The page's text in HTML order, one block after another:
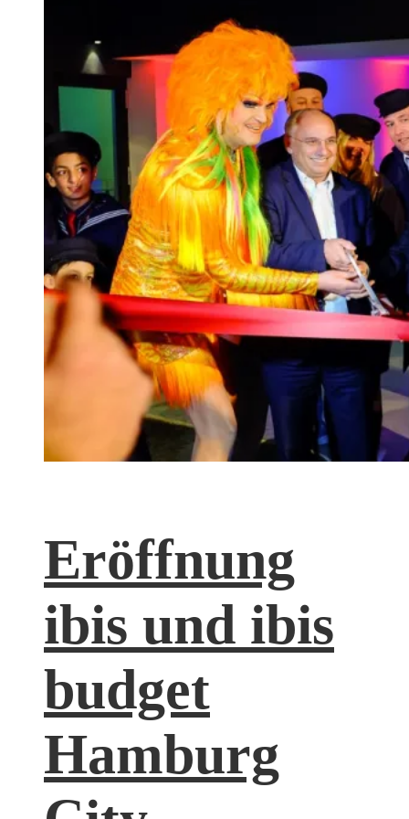
Eröffnung
ibis und ibis
budget
Hamburg